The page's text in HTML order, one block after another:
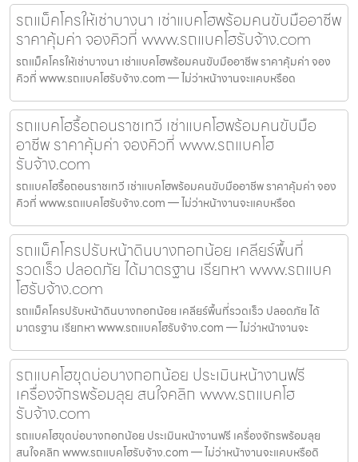
รถแม็คโครให้เช่าบางนา เช่าแบคโฮพร้อมคนขับมืออาชีพ
ราคาคุ้มค่า จองคิวที่ www.รถแบคโฮรับจ้าง.com
รถแม็คโครให้เช่าบางนา เช่าแบคโฮพร้อมคนขับมืออาชีพ ราคาคุ้มค่า จอง
คิวที่ www.รถแบคโฮรับจ้าง.com — ไม่ว่าหน้างานจะแคบหรือด
รถแบคโฮรื้อถอนราชเทวี เช่าแบคโฮพร้อมคนขับมือ
อาชีพ ราคาคุ้มค่า จองคิวที่ www.รถแบคโฮ
รับจ้าง.com
รถแบคโฮรื้อถอนราชเทวี เช่าแบคโฮพร้อมคนขับมืออาชีพ ราคาคุ้มค่า จอง
คิวที่ www.รถแบคโฮรับจ้าง.com — ไม่ว่าหน้างานจะแคบหรือด
รถแม็คโครปรับหน้าดินบางกอกน้อย เคลียร์พื้นที่
รวดเร็ว ปลอดภัย ได้มาตรฐาน เรียกหา www.รถแบค
โฮรับจ้าง.com
รถแม็คโครปรับหน้าดินบางกอกน้อย เคลียร์พื้นที่รวดเร็ว ปลอดภัย ได้
มาตรฐาน เรียกหา www.รถแบคโฮรับจ้าง.com — ไม่ว่าหน้างานจะ
รถแบคโฮขุดบ่อบางกอกน้อย ประเมินหน้างานฟรี
เครื่องจักรพร้อมลุย สนใจคลิก www.รถแบคโฮ
รับจ้าง.com
รถแบคโฮขุดบ่อบางกอกน้อย ประเมินหน้างานฟรี เครื่องจักรพร้อมลุย
สนใจคลิก www.รถแบคโฮรับจ้าง.com — ไม่ว่าหน้างานจะแคบหรือดิ